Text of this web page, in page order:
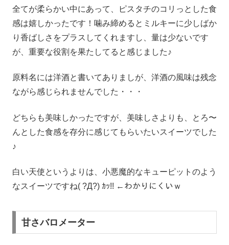
全てが柔らかい中にあって、ピスタチのコリっとした食
感は嬉しかったです！噛み締めるとミルキーに少しばか
り香ばしさをプラスしてくれますし、量は少ないです
が、重要な役割を果たしてると感じました♪
原料名には洋酒と書いてありましが、洋酒の風味は残念
ながら感じられませんでした・・・
どちらも美味しかったですが、美味しさよりも、とろ〜
んとした食感を存分に感じてもらいたいスイーツでした
♪
白い天使というよりは、小悪魔的なキューピットのよう
なスイーツですね( ?Д?) ｶｯ!! ←わかりにくいｗ
甘さバロメーター